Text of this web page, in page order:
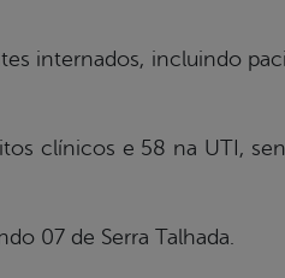
internados, incluindo
clínicos e 58 na UTI,
07 de Serra Talhada.